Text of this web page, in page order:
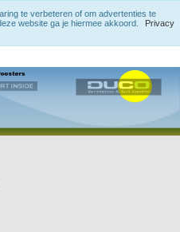
te verbeteren of om advertenties te
website ga je hiermee akkoord.
Privacy